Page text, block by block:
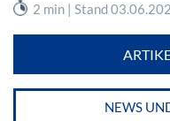
2 min | Stand
NEWS